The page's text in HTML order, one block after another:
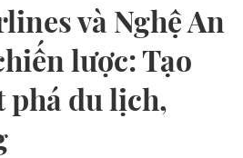
và Nghệ An
lược: Tạo
phá du lịch,